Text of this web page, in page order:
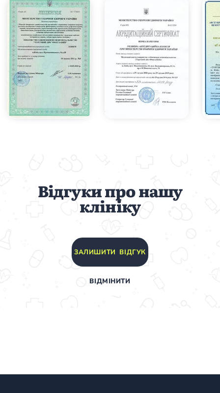
Відгуки про нашу
клініку
ЗАЛИШИТИ ВІДГУК
ВІДМІНИТИ